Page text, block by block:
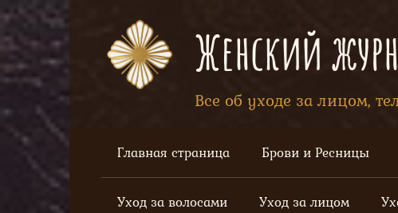
Перейти
к
контенту
Женский
Все об уходе за лицом,
Главная страница Брови и Ресницы
Уход за волосами Уход за лицом